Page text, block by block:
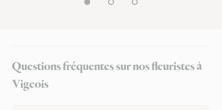
Questions fréquentes sur nos fleuristes à
Vigeois